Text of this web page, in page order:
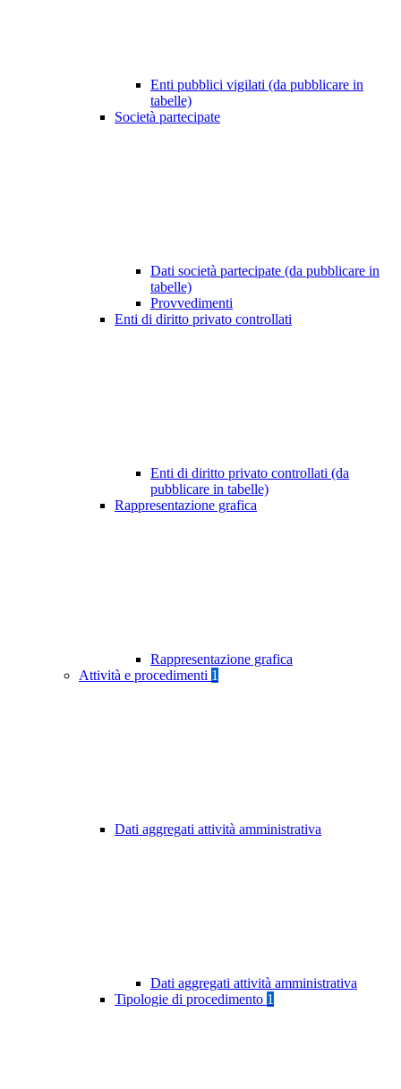
Enti pubblici vigilati (da pubblicare in
tabelle)
Società partecipate
Dati società partecipate (da pubblicare in
tabelle)
Provvedimenti
Enti di diritto privato controllati
Enti di diritto privato controllati (da
pubblicare in tabelle)
Rappresentazione grafica
Rappresentazione grafica
Attività e procedimenti 1
Dati aggregati attività amministrativa
Dati aggregati attività amministrativa
Tipologie di procedimento 1